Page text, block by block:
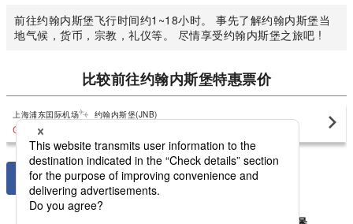
前往约翰内斯堡飞行时间约1~18小时。 事先了解约翰内斯堡当
地气候，货币，宗教，礼仪等。 尽情享受约翰内斯堡之旅吧 !
比较前往约翰内斯堡特惠票价
上海浦东囯际机场 约翰内斯堡(JNB)
CNY8,492